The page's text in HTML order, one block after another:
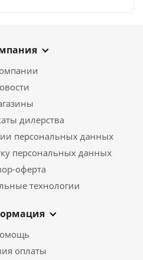
дилерства
персональных данных
персональных данных
оферта
технологии
оплаты